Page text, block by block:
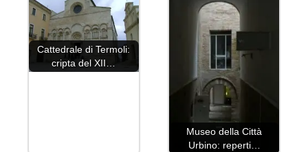
Cattedrale di Termoli:
cripta del XII…
Museo della Città
Urbino: reperti…